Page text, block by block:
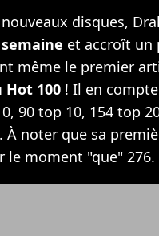
disques,
et accroît un
même le premier
100 ! Il en
90 top 10, 154 top
noter que sa
le moment "que" 276.